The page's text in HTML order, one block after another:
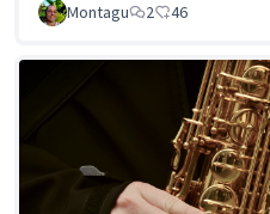
Montagu
2 46